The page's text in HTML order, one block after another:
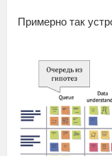
Примерно так